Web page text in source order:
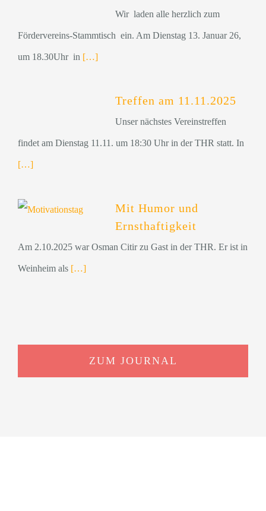
Wir laden alle herzlich zum
Fördervereins-Stammtisch ein. Am Dienstag 13. Januar 26,
um 18.30Uhr in […]
Treffen am 11.11.2025
Unser nächstes Vereinstreffen
findet am Dienstag 11.11. um 18:30 Uhr in der THR statt. In
[…]
Mit Humor und
Ernsthaftigkeit
Am 2.10.2025 war Osman Citir zu Gast in der THR. Er ist in
Weinheim als[…]
ZUM JOURNAL